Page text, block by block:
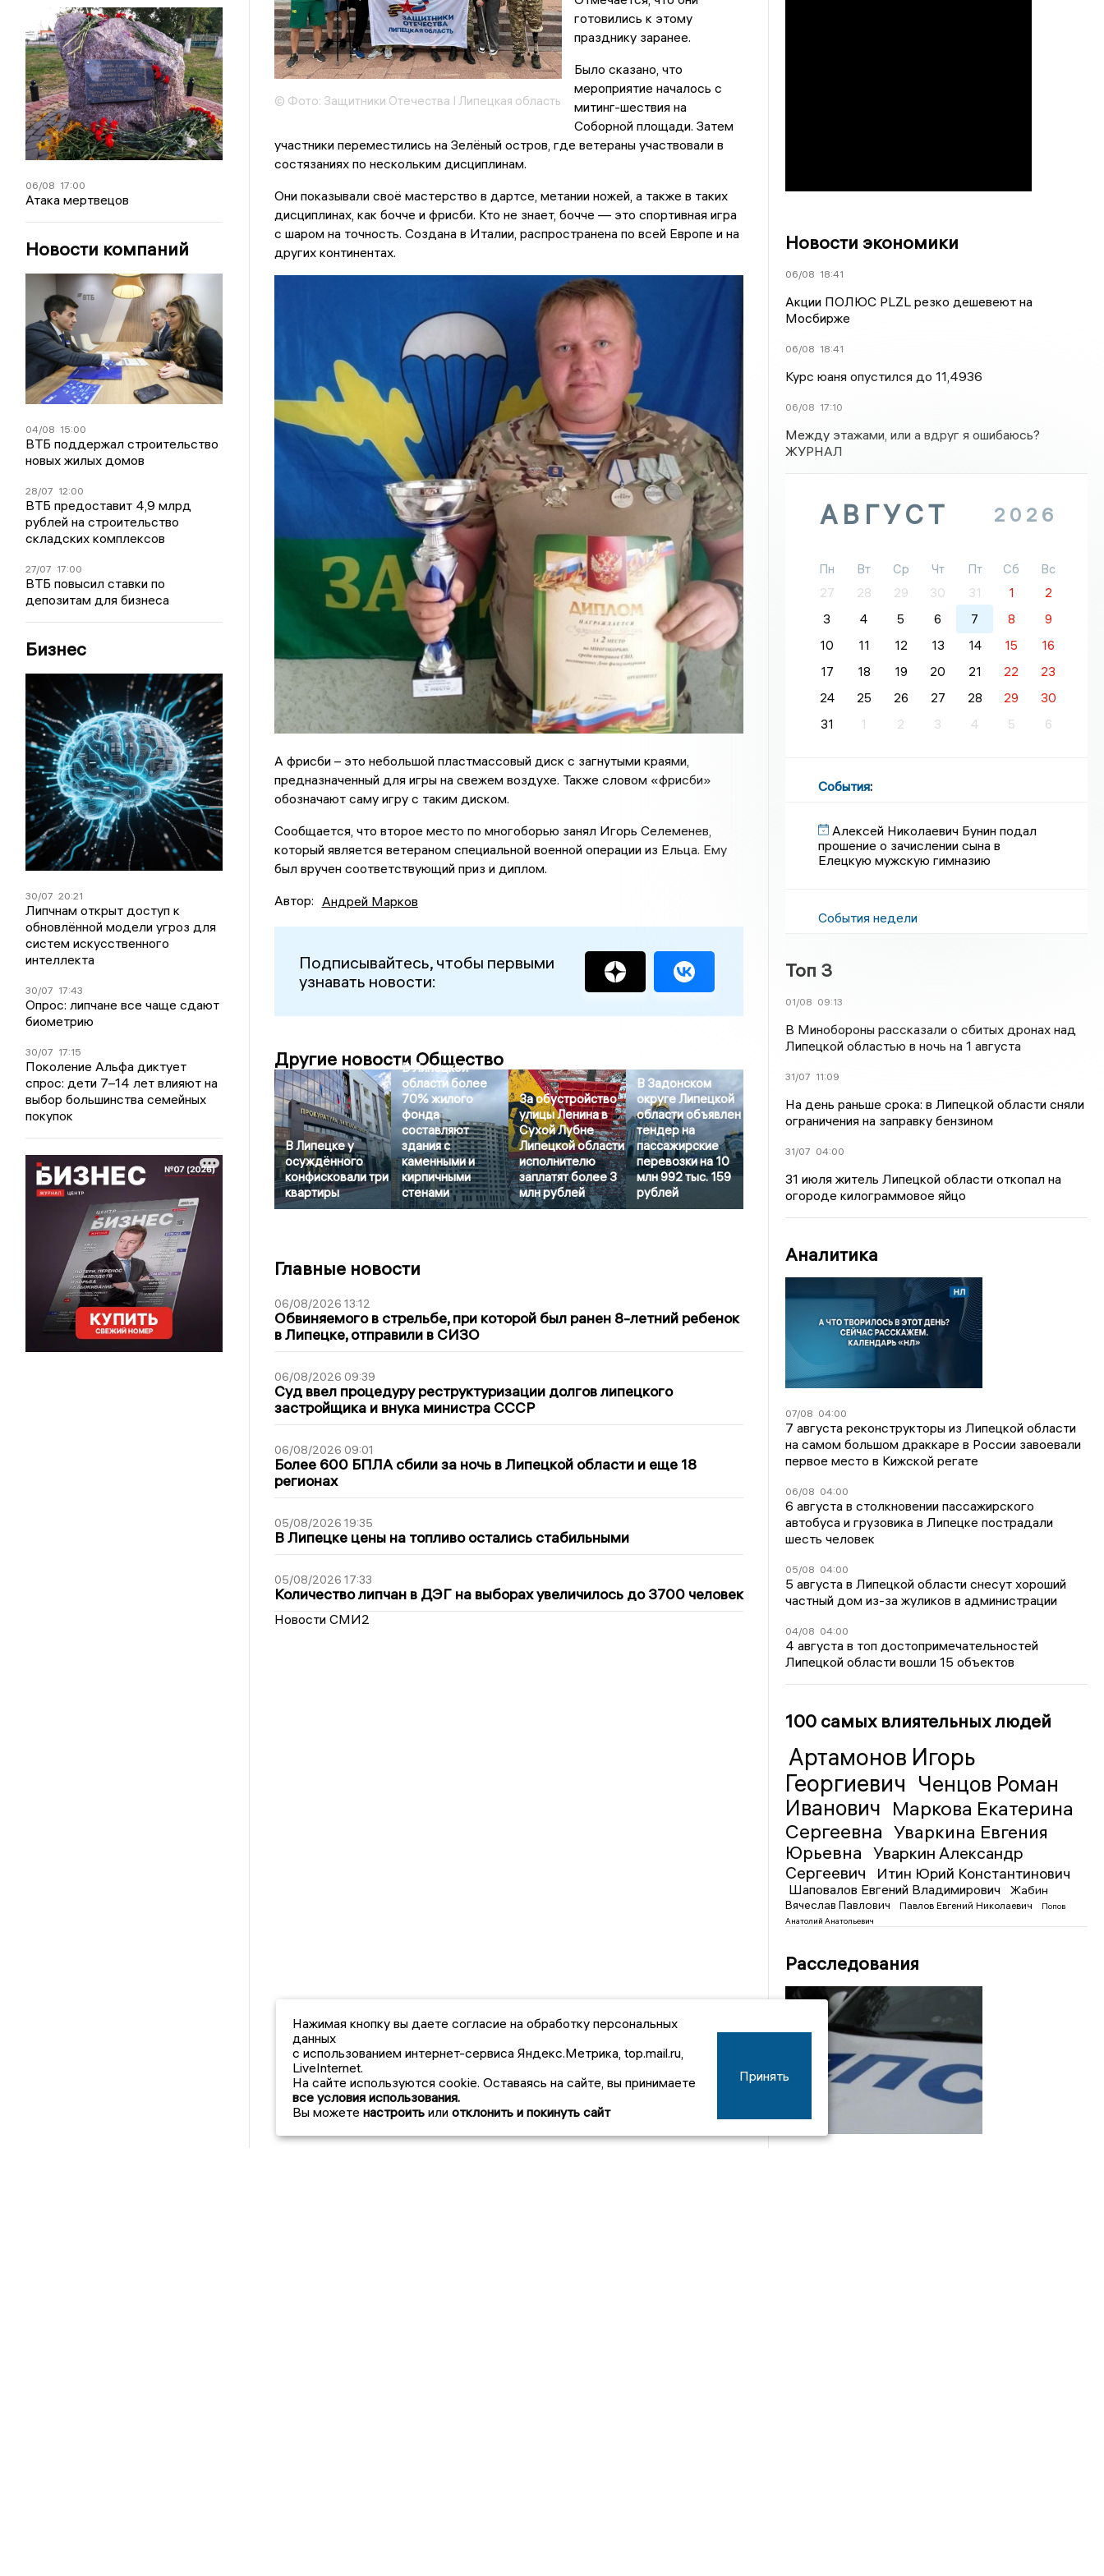
06/08 17:00
Атака мертвецов
Новости компаний
04/08 15:00
ВТБ поддержал строительство
новых жилых домов
28/07 12:00
ВТБ предоставит 4,9 млрд
рублей на строительство
складских комплексов
27/07 17:00
ВТБ повысил ставки по
депозитам для бизнеса
Бизнес
30/07 20:21
Липчнам открыт доступ к
обновлённой модели угроз для
систем искусственного
интеллекта
30/07 17:43
Опрос: липчане все чаще сдают
биометрию
30/07 17:15
Поколение Альфа диктует
спрос: дети 7–14 лет влияют на
выбор большинства семейных
покупок
© Фото: Защитники Отечества I Липецкая область
готовились к этому
празднику заранее.
Было сказано, что
мероприятие началось с
митинг-шествия на
Соборной площади. Затем
участники переместились на Зелёный остров, где ветераны участвовали в
состязаниях по нескольким дисциплинам.
Они показывали своё мастерство в дартсе, метании ножей, а также в таких
дисциплинах, как бочче и фрисби. Кто не знает, бочче — это спортивная игра
с шаром на точность. Создана в Италии, распространена по всей Европе и на
других континентах.
А фрисби – это небольшой пластмассовый диск с загнутыми краями,
предназначенный для игры на свежем воздухе. Также словом «фрисби»
обозначают саму игру с таким диском.
Сообщается, что второе место по многоборью занял Игорь Селеменев,
который является ветераном специальной военной операции из Ельца. Ему
был вручен соответствующий приз и диплом.
Автор: Андрей Марков
Подписывайтесь, чтобы первыми
узнавать новости:
Другие новости Общество
В Липецке у
осуждённого
конфисковали три
квартиры
В Липецкой
области более
70% жилого
фонда
составляют
здания с
каменными и
кирпичными
стенами
За обустройство
улицы Ленина в
Сухой Лубне
Липецкой области
исполнителю
заплатят более 3
млн рублей
В Задонском
округе Липецкой
области объявлен
тендер на
пассажирские
перевозки на 10
млн 992 тыс. 159
рублей
Главные новости
06/08/2026 13:12
Обвиняемого в стрельбе, при которой был ранен 8-летний ребенок
в Липецке, отправили в СИЗО
06/08/2026 09:39
Суд ввел процедуру реструктуризации долгов липецкого
застройщика и внука министра СССР
06/08/2026 09:01
Более 600 БПЛА сбили за ночь в Липецкой области и еще 18
регионах
05/08/2026 19:35
В Липецке цены на топливо остались стабильными
05/08/2026 17:33
Количество липчан в ДЭГ на выборах увеличилось до 3700 человек
Новости СМИ2
Новости экономики
06/08 18:41
Акции ПОЛЮС PLZL резко дешевеют на
Мосбирже
06/08 18:41
Курс юаня опустился до 11,4936
06/08 17:10
Между этажами, или а вдруг я ошибаюсь?
ЖУРНАЛ
АВГУСТ 2026
Пн Вт Ср Чт Пт Сб
Вс
27
28 29 30 31 1
2
3
4 5 6 7 8
9
10
11 12 13 14 15
16
17
18 19 20 21 22
23
24
25 26 27 28 29
30
31
1 2 3 4 5 6
События:
Алексей Николаевич Бунин подал
прошение о зачислении сына в
Елецкую мужскую гимназию
События недели
Топ 3
01/08 09:13
В Минобороны рассказали о сбитых дронах над
Липецкой областью в ночь на 1 августа
31/07 11:09
На день раньше срока: в Липецкой области сняли
ограничения на заправку бензином
31/07 04:00
31 июля житель Липецкой области откопал на
огороде килограммовое яйцо
Аналитика
07/08 04:00
7 августа реконструкторы из Липецкой области
на самом большом драккаре в России завоевали
первое место в Кижской регате
06/08 04:00
6 августа в столкновении пассажирского
автобуса и грузовика в Липецке пострадали
шесть человек
05/08 04:00
5 августа в Липецкой области снесут хороший
частный дом из-за жуликов в администрации
04/08 04:00
4 августа в топ достопримечательностей
Липецкой области вошли 15 объектов
100 самых влиятельных людей
Артамонов Игорь
Георгиевич Ченцов Роман
Иванович Маркова Екатерина
Сергеевна Уваркина Евгения
Юрьевна
Уваркин Александр
Сергеевич
Итин Юрий Константинович
Шаповалов Евгений Владимирович
Жабин
Вячеслав Павлович
Павлов Евгений Николаевич
Попов
Анатолий Анатольевич
Расследования
Нажимая кнопку вы даете согласие на обработку персональных
данных
с использованием интернет-сервиса Яндекс.Метрика, top.mail.ru,
LiveInternet.
На сайте используются cookie. Оставаясь на сайте, вы принимаете
все условия использования.
Вы можете настроить или отклонить и покинуть сайт
Принять